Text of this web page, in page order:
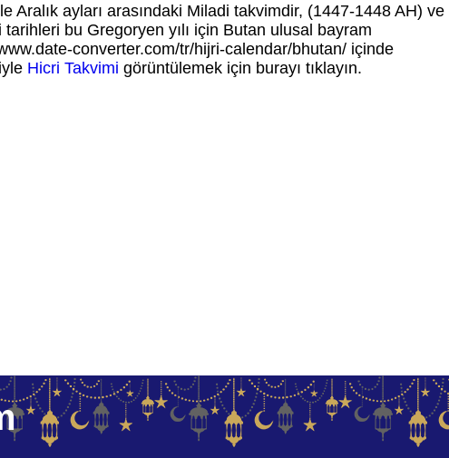
Aralık ayları arasındaki Miladi takvimdir, (1447-1448 AH) ve
tarihleri bu Gregoryen yılı için Butan ulusal bayram
converter.com/tr/hijri-calendar/bhutan/ içinde
Hicri Takvimi görüntülemek için burayı tıklayın.